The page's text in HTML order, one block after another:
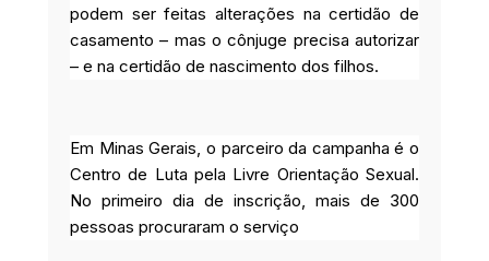
podem ser feitas alterações na certidão de
casamento – mas o cônjuge precisa autorizar
– e na certidão de nascimento dos filhos.
Em Minas Gerais, o parceiro da campanha é o
Centro de Luta pela Livre Orientação Sexual.
No primeiro dia de inscrição, mais de 300
pessoas procuraram o serviço